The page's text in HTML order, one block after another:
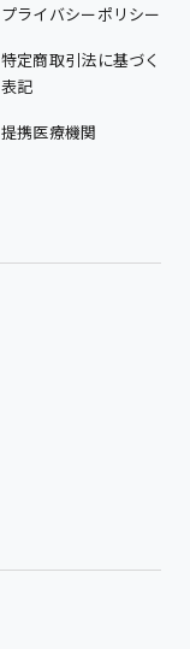
プライバシーポリシー
特定商取引法に基づく
表記
提携医療機関